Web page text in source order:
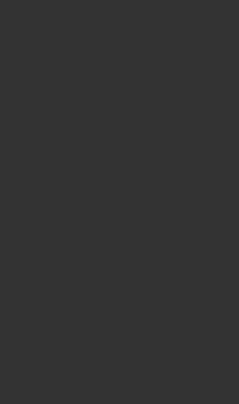
HALTER CON LAZO